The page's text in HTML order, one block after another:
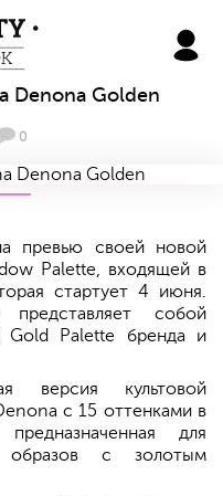
Denona Golden
0
превью своей новой
Palette, входящей в
стартует 4 июня.
собой
Gold Palette бренда и
версия культовой
с 15 оттенками в
для
образов с золотым